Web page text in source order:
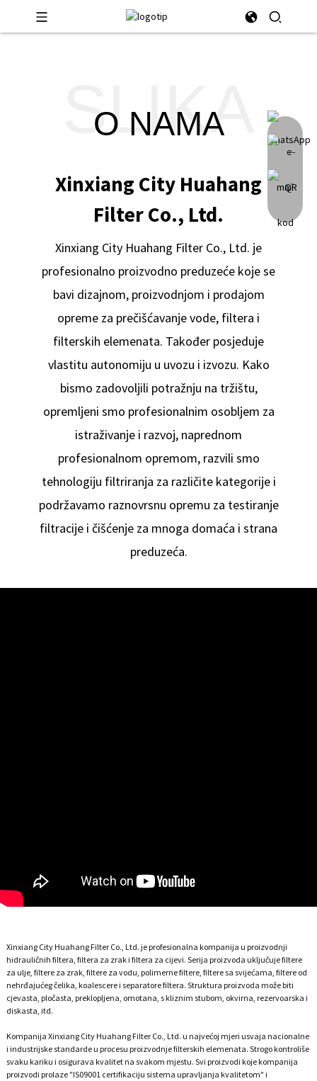
O NAMA
SLIKA
Xinxiang City Huahang
Filter Co., Ltd.
Xinxiang City Huahang Filter Co., Ltd. je
profesionalno proizvodno preduzeće koje se
bavi dizajnom, proizvodnjom i prodajom
opreme za prečišćavanje vode, filtera i
filterskih elemenata. Također posjeduje
vlastitu autonomiju u uvozu i izvozu. Kako
bismo zadovoljili potražnju na tržištu,
opremljeni smo profesionalnim osobljem za
istraživanje i razvoj, naprednom
profesionalnom opremom, razvili smo
tehnologiju filtriranja za različite kategorije i
podržavamo raznovrsnu opremu za testiranje
filtracije i čišćenje za mnoga domaća i strana
preduzeća.
Xinxiang City Huahang Filter Co., Ltd. je profesionalna kompanija u proizvodnji
hidrauličnih filtera, filtera za zrak i filtera za cijevi. Serija proizvoda uključuje filtere
za ulje, filtere za zrak, filtere za vodu, polimerne filtere, filtere sa svijećama, filtere od
nehrđajućeg čelika, koalescere i separatore filtera. Struktura proizvoda može biti
cjevasta, pločasta, preklopljena, omotana, s kliznim stubom, okvirna, rezervoarska i
diskasta, itd.
Kompanija Xinxiang City Huahang Filter Co., Ltd. u najvećoj mjeri usvaja nacionalne
i industrijske standarde u procesu proizvodnje filterskih elemenata. Strogo kontroliše
svaku kariku i osigurava kvalitet na svakom mjestu. Svi proizvodi koje kompanija
proizvodi prolaze "IS09001 certifikaciju sistema upravljanja kvalitetom" i